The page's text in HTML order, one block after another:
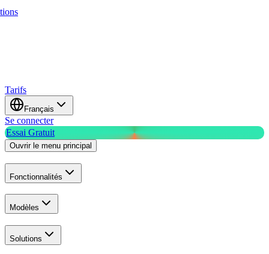
Tarifs
Français
Se connecter
Essai Gratuit
Ouvrir le menu principal
Fonctionnalités
Modèles
Solutions